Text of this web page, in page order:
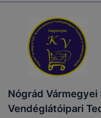
Nógrád Vármegyei
Vendéglátóipari